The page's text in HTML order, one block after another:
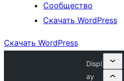
Сообщество
Скачать WordPress
Скачать WordPress
Displ
ay